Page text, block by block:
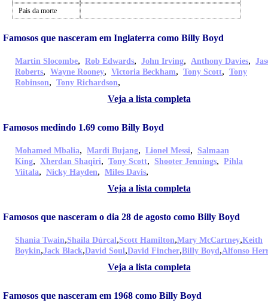
Pais da morte
Famosos que nasceram em Inglaterra como Billy Boyd
Martin Slocombe, Rob Edwards, John Irving, Anthony Davies,
Roberts, Wayne Rooney, Victoria Beckham, Tony Scott, Tony
Robinson, Tony Richardson,
Veja a lista completa
Famosos medindo 1.69 como Billy Boyd
Mohamed Mbalia, Mardi Bujang, Lionel Messi, Salmaan
King, Xherdan Shaqiri, Tony Scott, Shooter Jennings, Pihla
Viitala, Nicky Hayden, Miles Davis,
Veja a lista completa
Famosos que nasceram o dia 28 de agosto como Billy Boyd
Shania Twain,Shaila Dúrcal,Scott Hamilton,Mary McCartney,Keith
Boykin,Jack Black,David Soul,David Fincher,Billy Boyd,Alfonso
Veja a lista completa
Famosos que nasceram em 1968 como Billy Boyd